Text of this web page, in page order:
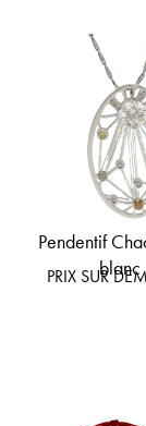
Pendentif
blanc
PRIX SUR